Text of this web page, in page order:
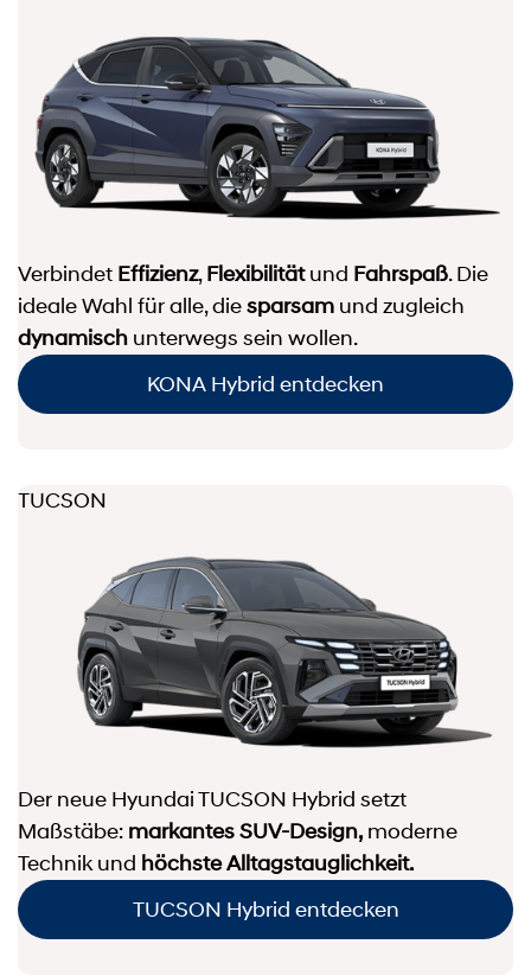
Verbindet Effizienz,Flexibilitätund Fahrspaß. Die
ideale Wahl für alle, diesparsam und zugleich
dynamisch unterwegs sein wollen.
KONA Hybrid entdecken
TUCSON
Der neue Hyundai TUCSON Hybrid setzt
Maßstäbe: markantes SUV-Design, moderne
Technik und höchste Alltagstauglichkeit.
TUCSON Hybrid entdecken